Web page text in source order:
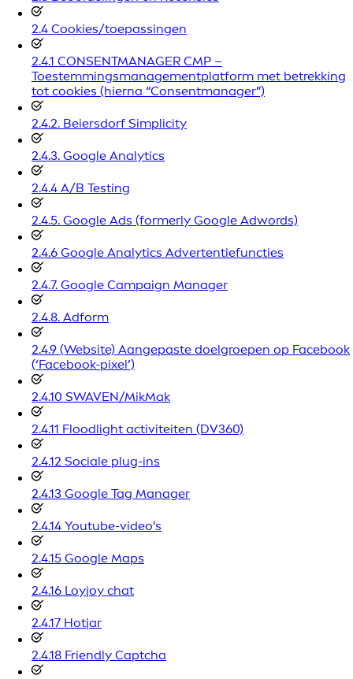
2.4 Cookies/toepassingen
2.4.1 CONSENTMANAGER CMP –
Toestemmingsmanagementplatform met betrekking
tot cookies (hierna “Consentmanager”)
2.4.2. Beiersdorf Simplicity
2.4.3. Google Analytics
2.4.4 A/B Testing
2.4.5. Google Ads (formerly Google Adwords)
2.4.6 Google Analytics Advertentiefuncties
2.4.7. Google Campaign Manager
2.4.8. Adform
2.4.9 (Website) Aangepaste doelgroepen op Facebook
(‘Facebook-pixel’)
2.4.10 SWAVEN/MikMak
2.4.11 Floodlight activiteiten (DV360)
2.4.12 Sociale plug-ins
2.4.13 Google Tag Manager
2.4.14 Youtube-video's
2.4.15 Google Maps
2.4.16 Loyjoy chat
2.4.17 Hotjar
2.4.18 Friendly Captcha